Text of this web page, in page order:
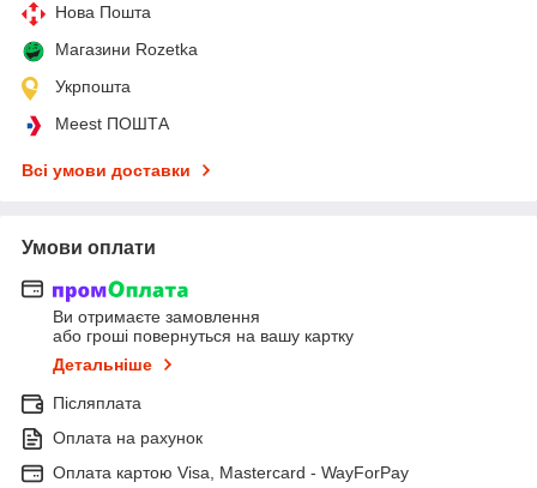
Нова Пошта
Магазини Rozetka
Укрпошта
Meest ПОШТА
Всі умови доставки
Умови оплати
Ви отримаєте замовлення
або гроші повернуться на вашу картку
Детальніше
Післяплата
Оплата на рахунок
Оплата картою Visa, Mastercard - WayForPay